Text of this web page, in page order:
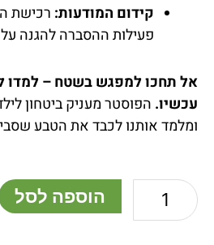
קידום המודעות: רכישת
פעילות ההסברה להגנה
אל תחכו למפגש בשטח – למדו
עכשיו. הפוסטר מעניק ביטחון
ומלמד אותנו לכבד את הטבע
כמות
של
פוסטר
הוספה לסל